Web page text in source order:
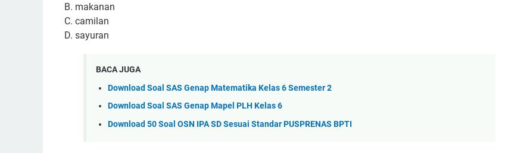
B. makanan
C. camilan
D. sayuran
BACA JUGA
Download Soal SAS Genap Matematika Kelas 6 Semester 2
Download Soal SAS Genap Mapel PLH Kelas 6
Download 50 Soal OSN IPA SD Sesuai Standar PUSPRENAS BPTI